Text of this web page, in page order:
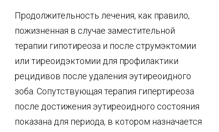
Продолжительность лечения, как правило,
пожизненная в случае заместительной
терапии гипотиреоза и после струмэктомии
или тиреоидэктомии для профилактики
рецидивов после удаления эутиреоидного
зоба. Сопутствующая терапия гипертиреоза
после достижения эутиреоидного состояния
показана для периода, в котором назначается